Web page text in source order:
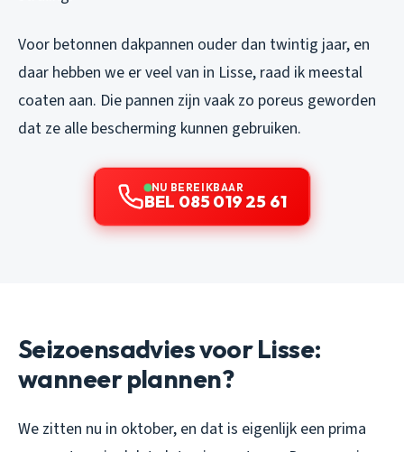
Voor betonnen dakpannen ouder dan twintig jaar, en
daar hebben we er veel van in Lisse, raad ik meestal
coaten aan. Die pannen zijn vaak zo poreus geworden
dat ze alle bescherming kunnen gebruiken.
NU BEREIKBAAR
BEL 085 019 25 61
Seizoensadvies voor Lisse:
wanneer plannen?
We zitten nu in oktober, en dat is eigenlijk een prima